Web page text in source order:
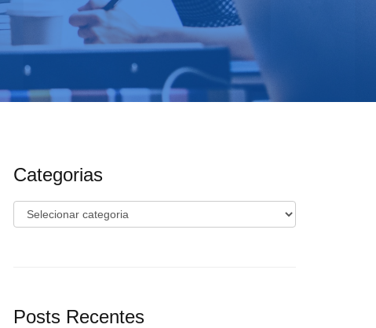
Categorias
Categorias
Posts Recentes